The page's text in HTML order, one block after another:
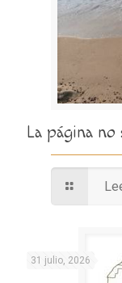
La página no
31 julio, 2026